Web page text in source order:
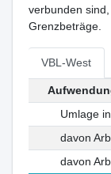
verbunden
Grenzbeträge.
VBL-West
Umlage
davon
davon